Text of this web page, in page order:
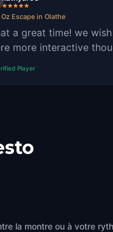
Escape in Olathe
a great time! we wish it
more interactive
Player
la montre ou à votre